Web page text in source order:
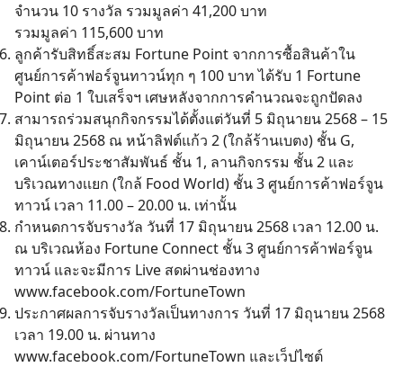
จำนวน 10 รางวัล รวมมูลค่า 41,200 บาท
รวมมูลค่า 115,600 บาท
ลูกค้ารับสิทธิ์สะสม Fortune Point จากการซื้อสินค้าใน
ศูนย์การค้าฟอร์จูนทาวน์ทุก ๆ 100 บาท ได้รับ 1 Fortune
Point ต่อ 1 ใบเสร็จฯ เศษหลังจากการคำนวณจะถูกปัดลง
สามารถร่วมสนุกกิจกรรมได้ตั้งแต่วันที่ 5 มิถุนายน 2568 – 15
มิถุนายน 2568 ณ หน้าลิฟต์แก้ว 2 (ใกล้ร้านเบตง) ชั้น G,
เคาน์เตอร์ประชาสัมพันธ์ ชั้น 1, ลานกิจกรรม ชั้น 2 และ
บริเวณทางเเยก (ใกล้ Food World) ชั้น 3 ศูนย์การค้าฟอร์จูน
ทาวน์ เวลา 11.00 – 20.00 น. เท่านั้น
กำหนดการจับรางวัล วันที่ 17 มิถุนายน 2568 เวลา 12.00 น.
ณ บริเวณห้อง Fortune Connect ชั้น 3 ศูนย์การค้าฟอร์จูน
ทาวน์ และจะมีการ Live สดผ่านช่องทาง
www.facebook.com/FortuneTown
ประกาศผลการจับรางวัลเป็นทางการ วันที่ 17 มิถุนายน 2568
เวลา 19.00 น. ผ่านทาง
www.facebook.com/FortuneTown และเว็ปไซต์